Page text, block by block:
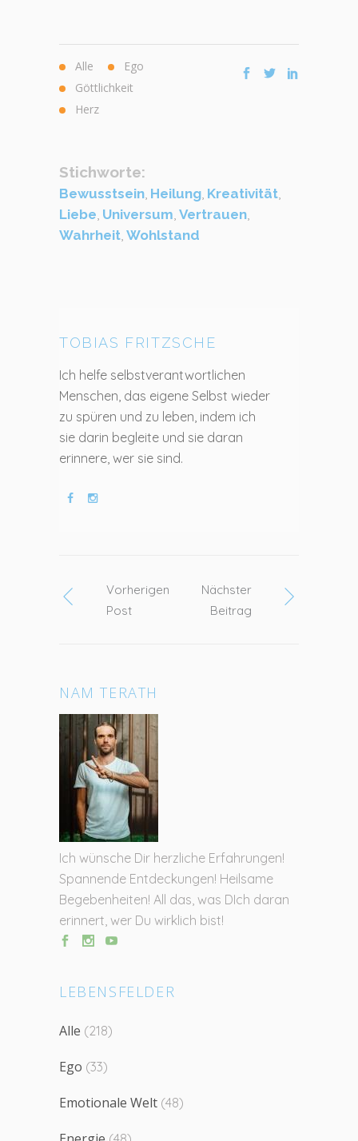
Alle
Ego
Göttlichkeit
Herz
Stichworte:
Bewusstsein, Heilung, Kreativität,
Liebe, Universum, Vertrauen,
Wahrheit, Wohlstand
TOBIAS FRITZSCHE
Ich helfe selbstverantwortlichen
Menschen, das eigene Selbst wieder
zu spüren und zu leben, indem ich
sie darin begleite und sie daran
erinnere, wer sie sind.
Vorherigen
Post
Nächster
Beitrag
NAM TERATH
Ich wünsche Dir herzliche Erfahrungen!
Spannende Entdeckungen! Heilsame
Begebenheiten! All das, was DIch daran
erinnert, wer Du wirklich bist!
LEBENSFELDER
Alle (218)
Ego (33)
Emotionale Welt (48)